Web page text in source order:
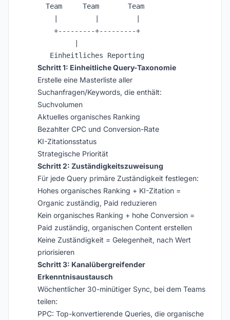
  Team     Team       Team
    +---------+---------+
Schritt 1: Einheitliche Query-Taxonomie
Erstelle eine Masterliste aller
Suchanfragen/Keywords, die enthält:
Suchvolumen
Aktuelles organisches Ranking
Bezahlter CPC und Conversion-Rate
KI-Zitationsstatus
Strategische Priorität
Schritt 2: Zuständigkeitszuweisung
Für jede Query primäre Zuständigkeit festlegen:
Hohes organisches Ranking + KI-Zitation =
Organic zuständig, Paid reduzieren
Kein organisches Ranking + hohe Conversion =
Paid zuständig, organischen Content erstellen
Keine Zuständigkeit = Gelegenheit, nach Wert
priorisieren
Schritt 3: Kanalübergreifender
Erkenntnisaustausch
Wöchentlicher 30-minütiger Sync, bei dem Teams
teilen:
PPC: Top-konvertierende Queries, die organische